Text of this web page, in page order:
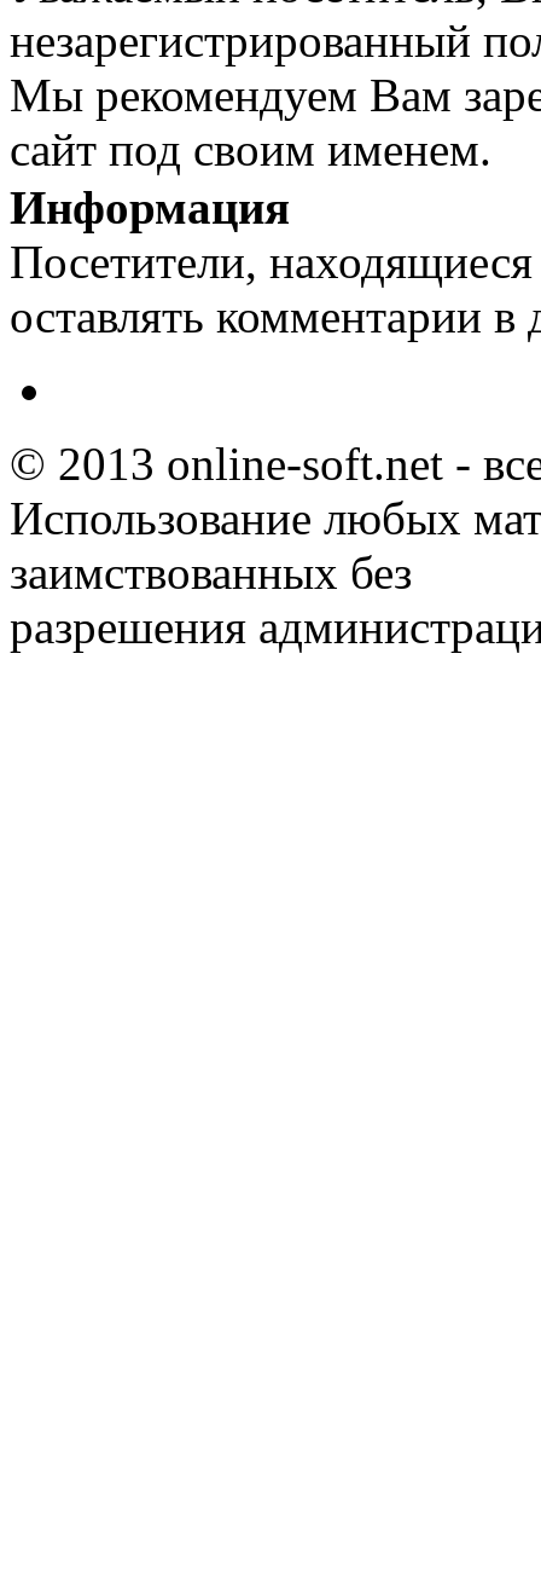
незарегистрированный
Мы рекомендуем Вам
сайт под своим именем.
Информация
Посетители,
оставлять комментарии в
© 2013 online-soft.net -
Использование любых
заимствованных без
разрешения